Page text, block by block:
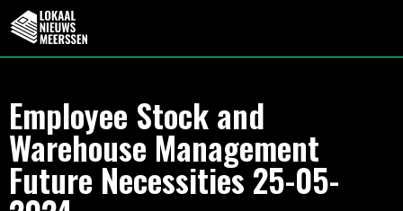
Employee Stock and
Warehouse Management
Future Necessities 25-05-